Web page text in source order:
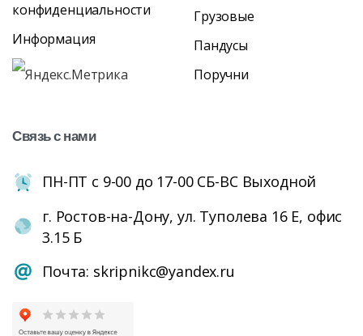
конфиденциальности
Информация
Грузовые
Пандусы
Поручни
Связьснами
ПН-ПТ с 9-00 до 17-00 СБ-ВС Выходной
г. Ростов-на-Дону, ул. Туполева 16 Е, офис
3.15 Б
Почта: skripnikc@yandex.ru